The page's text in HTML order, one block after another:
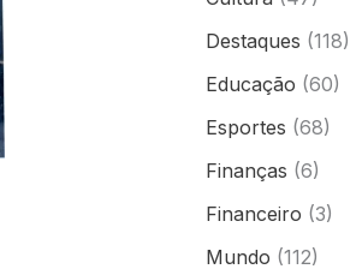
Destaques (118)
Educação (60)
Esportes (68)
Finanças (6)
Financeiro (3)
Mundo (112)